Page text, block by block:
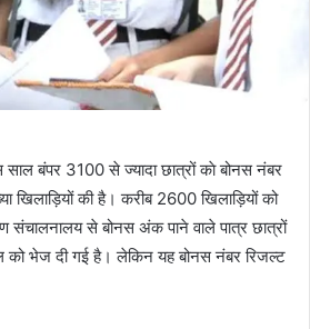
साल बंपर 3100 से ज्यादा छात्रों काे बोनस नंबर
खिलाड़ियों की है। करीब 2600 खिलाड़ियों को
संचालनालय से बोनस अंक पाने वाले पात्र छात्रों
को भेज दी गई है। लेकिन यह बोनस नंबर रिजल्ट